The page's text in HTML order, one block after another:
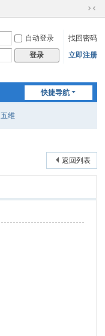
切
到
窄
自动登录
找回密码
登录 立即注册
快捷导航
五维
返回列表